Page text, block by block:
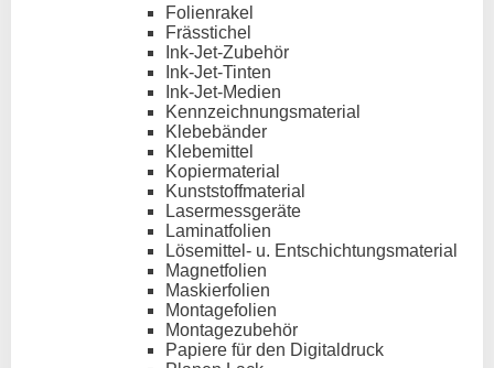
Folienrakel
Frässtichel
Ink-Jet-Zubehör
Ink-Jet-Tinten
Ink-Jet-Medien
Kennzeichnungsmaterial
Klebebänder
Klebemittel
Kopiermaterial
Kunststoffmaterial
Lasermessgeräte
Laminatfolien
Lösemittel- u. Entschichtungsmaterial
Magnetfolien
Maskierfolien
Montagefolien
Montagezubehör
Papiere für den Digitaldruck